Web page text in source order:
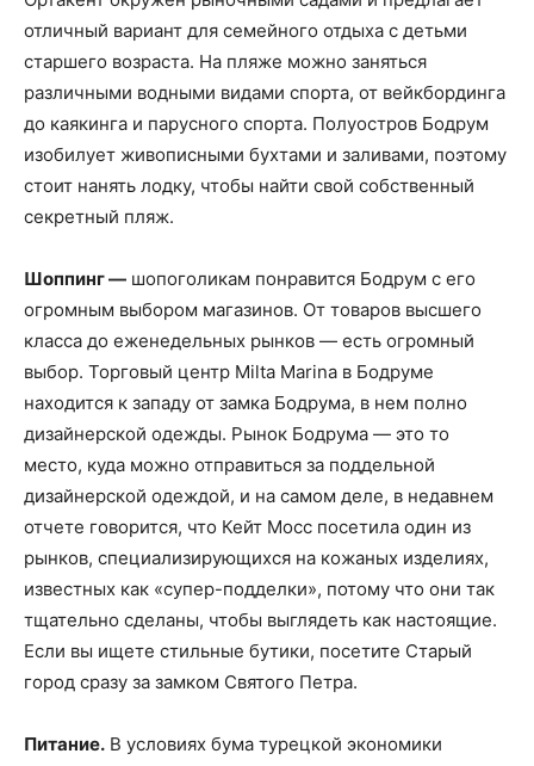
отличный вариант для семейного отдыха с детьми
старшего возраста. На пляже можно заняться
различными водными видами спорта, от вейкбординга
до каякинга и парусного спорта. Полуостров Бодрум
изобилует живописными бухтами и заливами, поэтому
стоит нанять лодку, чтобы найти свой собственный
секретный пляж.
Шоппинг — шопоголикам понравится Бодрум с его
огромным выбором магазинов. От товаров высшего
класса до еженедельных рынков — есть огромный
выбор. Торговый центр Milta Marina в Бодруме
находится к западу от замка Бодрума, в нем полно
дизайнерской одежды. Рынок Бодрума — это то
место, куда можно отправиться за поддельной
дизайнерской одеждой, и на самом деле, в недавнем
отчете говорится, что Кейт Мосс посетила один из
рынков, специализирующихся на кожаных изделиях,
известных как «супер-подделки», потому что они так
тщательно сделаны, чтобы выглядеть как настоящие.
Если вы ищете стильные бутики, посетите Старый
город сразу за замком Святого Петра.
Питание. В условиях бума турецкой экономики